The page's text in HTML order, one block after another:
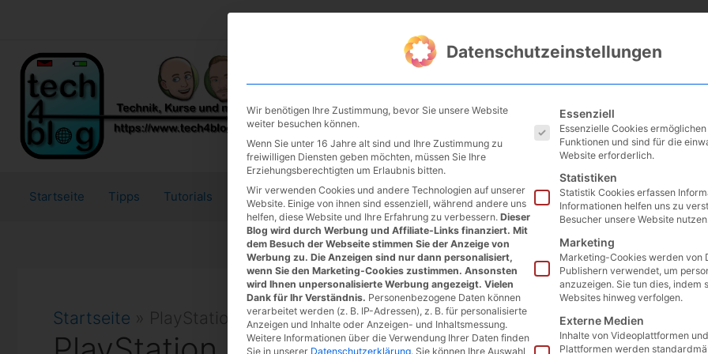
Startseite Tipps Tutorials Tests
Startseite » PlayStation
Datenschutzeinstellungen
Wir benötigen Ihre Zustimmung, bevor Sie unsere Website
weiter besuchen können.
Wenn Sie unter 16 Jahre alt sind und Ihre Zustimmung zu
freiwilligen Diensten geben möchten, müssen Sie Ihre
Erziehungsberechtigten um Erlaubnis bitten.
Wir verwenden Cookies und andere Technologien auf unserer
Website. Einige von ihnen sind essenziell, während andere uns
helfen, diese Website und Ihre Erfahrung zu verbessern. Dieser
Blog wird durch Werbung und Affiliate-Links finanziert. Mit
dem Besuch der Webseite stimmen Sie der Anzeige von
Werbung zu. Die Anzeigen sind nur dann personalisiert,
wenn Sie den Marketing-Cookies zustimmen. Ansonsten
wird Ihnen unpersonalisierte Werbung angezeigt. Vielen
Dank für Ihr Verständnis. Personenbezogene Daten können
verarbeitet werden (z. B. IP-Adressen), z. B. für personalisierte
Anzeigen und Inhalte oder Anzeigen- und Inhaltsmessung.
Weitere Informationen über die Verwendung Ihrer Daten finden
Sie in unserer Datenschutzerklärung. Sie können Ihre Auswahl
Es folgt eine Liste der
Essenziell
Essenzielle Cookies
Funktionen und sind für die
Website erforderlich.
Statistiken
Statistik Cookies erfassen
Informationen helfen uns zu
Besucher unsere Website
Marketing
Marketing-Cookies werden von
Publishern verwendet, um
anzuzeigen. Sie tun dies, indem
Websites hinweg verfolgen.
Externe Medien
Inhalte von Videoplattformen
Plattformen werden